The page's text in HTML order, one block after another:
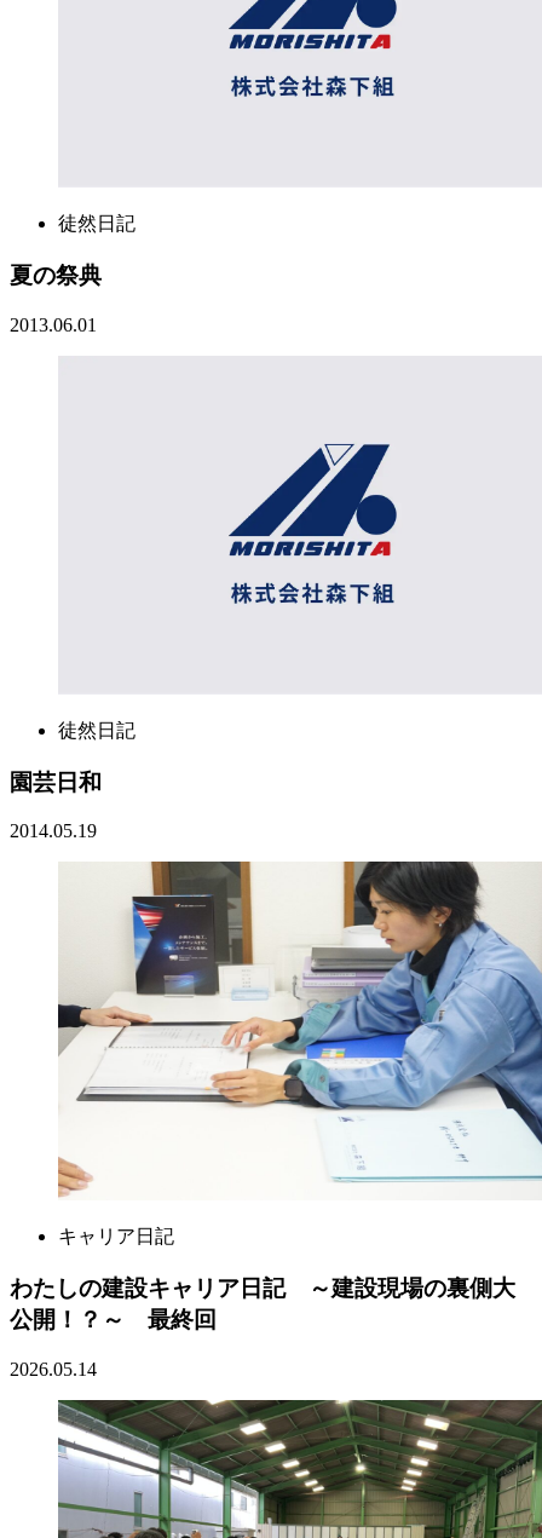
徒然日記
夏の祭典
2013.06.01
徒然日記
園芸日和
2014.05.19
キャリア日記
わたしの建設キャリア日記 ～建設現場の裏側大
公開！？～ 最終回
2026.05.14